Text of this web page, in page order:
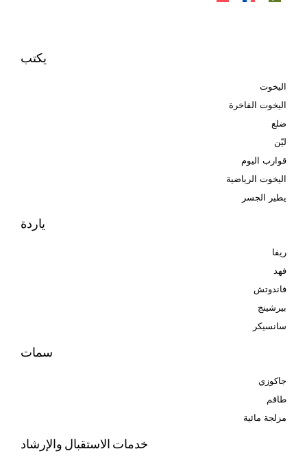
يكتب
اليخوت
اليخوت الفاخرة
ضلع
ليّن
قوارب اليوم
اليخوت الرياضية
يطير الجسر
ياردة
ريفا
فهد
فاندوتش
بيرشينج
سانسيكر
سمات
جاكوزي
طاقم
مزلجة مائية
خدمات الاستقبال والإرشاد